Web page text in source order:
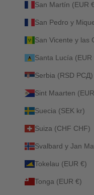
San Martín (EUR
San Pedro y
San Vicente y las
Santa Lucía (EUR
Serbia (RSD РСД)
Sint Maarten
Suecia (SEK kr)
Suiza (CHF CHF)
Svalbard y Jan
Tokelau (EUR €)
Tonga (EUR €)